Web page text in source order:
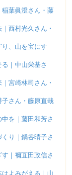
葉眞澄さん・藤
西村光久さん・
、山を宝にす
｜中山栄基さ
宮崎林司さん・
さん・藤原直哉
を｜藤田和芳さ
り｜鍋谷晴子さ
｜襧冝田政信さ
よみがえる｜山